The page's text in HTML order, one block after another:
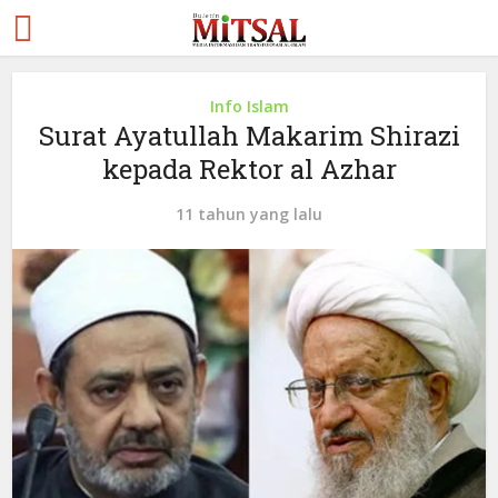
Info Islam
Surat Ayatullah Makarim Shirazi
kepada Rektor al Azhar
11 tahun yang lalu